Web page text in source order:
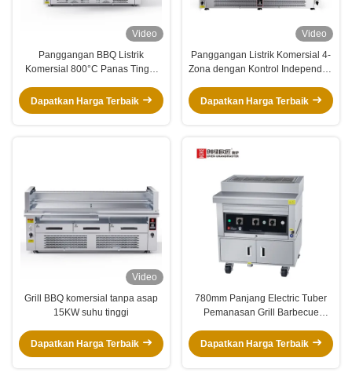
Video
Panggangan BBQ Listrik
Komersial 800°C Panas Tinggi
Dapatkan Harga Terbaik
Video
Panggangan Listrik Komersial 4-
Zona dengan Kontrol Independen
Dapatkan Harga Terbaik
Video
Grill BBQ komersial tanpa asap
15KW suhu tinggi
Dapatkan Harga Terbaik
780mm Panjang Electric Tuber
Pemanasan Grill Barbecue
Dapatkan Harga Terbaik